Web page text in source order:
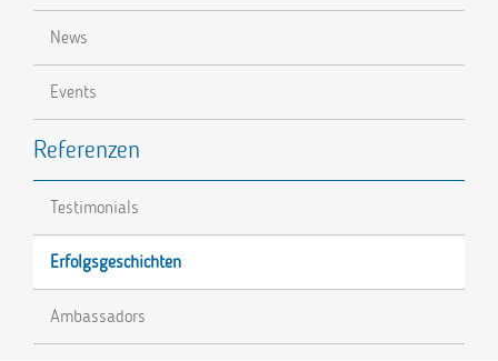
News
Events
Referenzen
Testimonials
Erfolgsgeschichten
Ambassadors